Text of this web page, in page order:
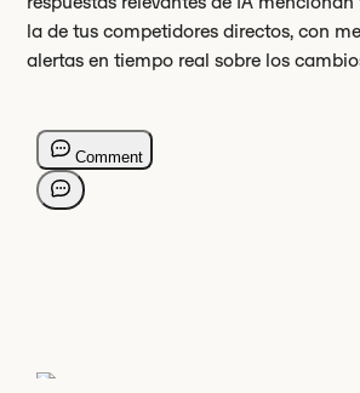
la de tus competidores directos, con
alertas en tiempo real sobre los